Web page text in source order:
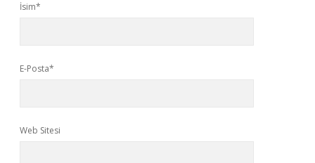
İsim*
E-Posta*
Web Sitesi